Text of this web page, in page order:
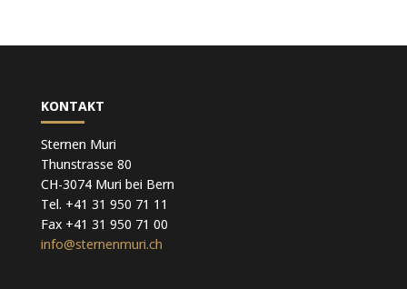
KONTAKT
Sternen Muri
Thunstrasse 80
CH-3074 Muri bei Bern
Tel. +41 31 950 71 11
Fax +41 31 950 71 00
info@sternenmuri.ch